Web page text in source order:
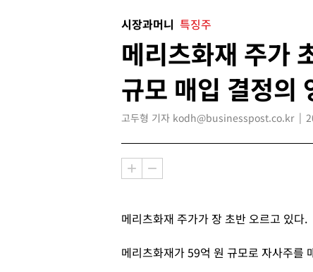
시장과머니 특징주
메리츠화재 주가
규모 매입 결정의
고두형 기자 kodh@businesspost.co.kr
메리츠화재 주가가 장 초반 오르고 있다.
메리츠화재가 59억 원 규모로 자사주를